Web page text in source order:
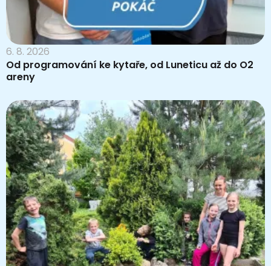
6. 8. 2026
Od programování ke kytaře, od Luneticu až do O2
areny